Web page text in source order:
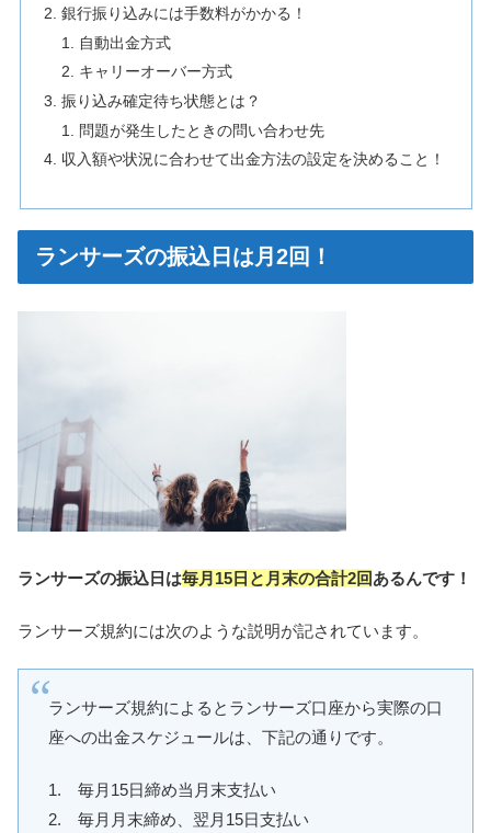
銀行振り込みには手数料がかかる！
自動出金方式
キャリーオーバー方式
振り込み確定待ち状態とは？
問題が発生したときの問い合わせ先
収入額や状況に合わせて出金方法の設定を決めること！
ランサーズの振込日は月2回！
ランサーズの振込日は毎月15日と月末の合計2回あるんです！
ランサーズ規約には次のような説明が記されています。
ランサーズ規約によるとランサーズ口座から実際の口
座への出金スケジュールは、下記の通りです。
1. 毎月15日締め当月末支払い
2. 毎月月末締め、翌月15日支払い